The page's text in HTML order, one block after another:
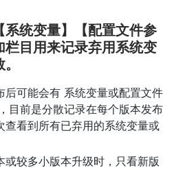
系统变量】【配置文件参
栏目用来记录弃用系统变
后可能会有 系统变量或配置文件
目前是分散记录在每个版本发布
查看到所有已弃用的系统变量或
或较多小版本升级时，只看新版